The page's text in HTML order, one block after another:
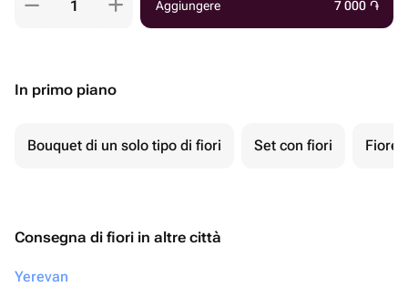
Aggiungere 7 000 ֏
In primo piano
Bouquet di un solo tipo di fiori Set con fiori Fiore
Consegna di fiori in altre città
Yerevan